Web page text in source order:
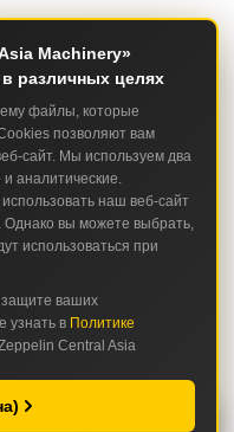
Machinery»
различных целях
файлы, которые
позволяют вам
сайт. Мы используем два
и аналитические.
наш веб-сайт
Однако вы можете выбрать,
использоваться при
защите ваших
узнать в Политике
Central Asia